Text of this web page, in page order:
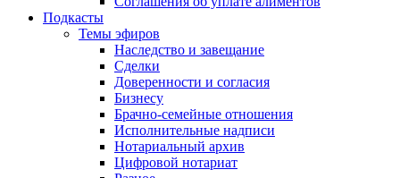
Подкасты
Темы эфиров
Наследство и завещание
Сделки
Доверенности и согласия
Бизнесу
Брачно-семейные отношения
Исполнительные надписи
Нотариальный архив
Цифровой нотариат